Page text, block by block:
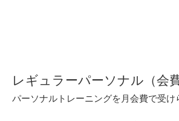
レギュラーパーソナル（会費
パーソナルトレーニングを月会費で受け